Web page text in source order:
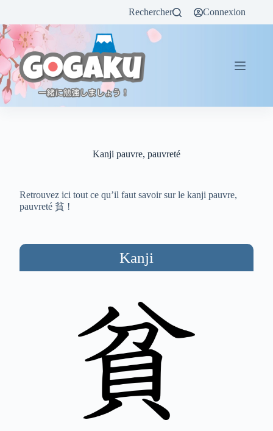
Rechercher Connexion
Kanji pauvre, pauvreté
Retrouvez ici tout ce qu’il faut savoir sur le kanji pauvre,
pauvreté 貧 !
Kanji